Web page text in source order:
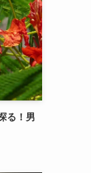
る！男